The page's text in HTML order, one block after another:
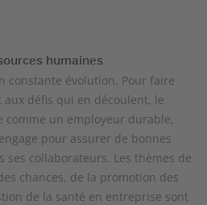
humaines
constante évolution. Pour faire
aux défis qui en découlent, le
comme un employeur durable,
pour assurer de bonnes
ses collaborateurs. Les thèmes de
chances, de la promotion des
de la santé en entreprise sont